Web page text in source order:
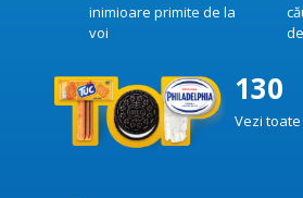
130
Vezi
inimioare primite de la
voi